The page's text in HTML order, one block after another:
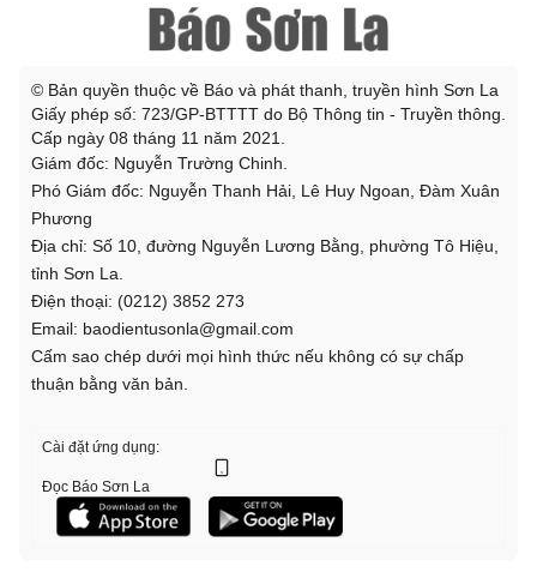
© Bản quyền thuộc về Báo và phát thanh, truyền hình Sơn La
Giấy phép số: 723/GP-BTTTT do Bộ Thông tin - Truyền thông.
Cấp ngày 08 tháng 11 năm 2021.
Giám đốc: Nguyễn Trường Chinh.
Phó Giám đốc: Nguyễn Thanh Hải, Lê Huy Ngoan, Đàm Xuân
Phương
Địa chỉ: Số 10, đường Nguyễn Lương Bằng, phường Tô Hiệu,
tỉnh Sơn La.
Điện thoại: (0212) 3852 273
Email: baodientusonla@gmail.com
Cấm sao chép dưới mọi hình thức nếu không có sự chấp
thuận bằng văn bản.
Cài đặt ứng dụng:
Đọc Báo Sơn La